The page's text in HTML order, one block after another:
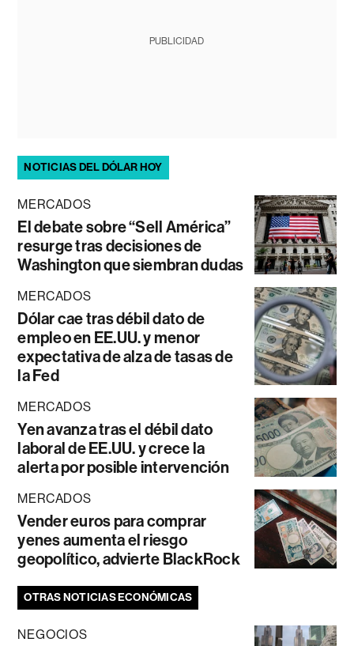
PUBLICIDAD
NOTICIAS DEL DÓLAR HOY
MERCADOS
El debate sobre “Sell América”
resurge tras decisiones de
Washington que siembran dudas
MERCADOS
Dólar cae tras débil dato de
empleo en EE.UU. y menor
expectativa de alza de tasas de
la Fed
MERCADOS
Yen avanza tras el débil dato
laboral de EE.UU. y crece la
alerta por posible intervención
MERCADOS
Vender euros para comprar
yenes aumenta el riesgo
geopolítico, advierte BlackRock
OTRAS NOTICIAS ECONÓMICAS
NEGOCIOS